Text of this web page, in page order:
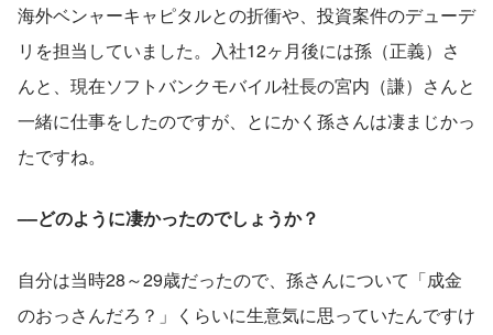
海外ベンャーキャピタルとの折衝や、投資案件のデューデ
リを担当していました。入社12ヶ月後には孫（正義）さ
んと、現在ソフトバンクモバイル社長の宮内（謙）さんと
一緒に仕事をしたのですが、とにかく孫さんは凄まじかっ
たですね。
––どのように凄かったのでしょうか？
自分は当時28～29歳だったので、孫さんについて「成金
のおっさんだろ？」くらいに生意気に思っていたんですけ